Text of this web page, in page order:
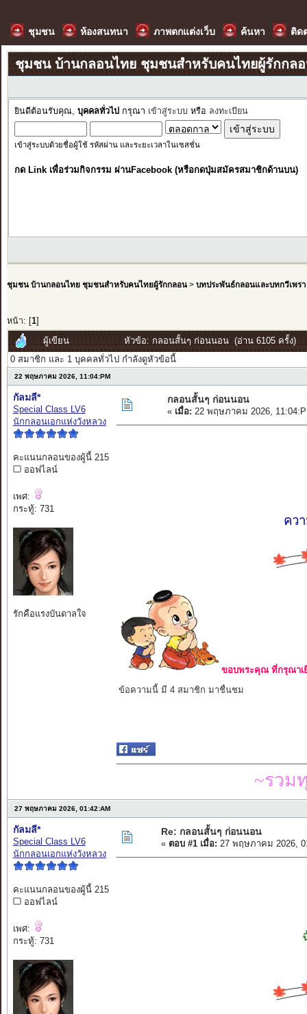
ชุมชน ห้องสนทนา ภาพตกแต่งเว็บ ค้นหา ติด
ชุมชน บ้านกลอนไทย ชุมชนสำหรับคนไทยผู้รักกล
ยินดีต้อนรับคุณ, บุคคลทั่วไป กรุณา เข้าสู่ระบบ หรือ ลงทะเบียน
เข้าสู่ระบบด้วยชื่อผู้ใช้ รหัสผ่าน และระยะเวลาในเซสชั่น
กด Link เพื่อร่วมกิจกรรม ผ่านFacebook (หรือกดปุ่มสมัครสมาชิกด้านบน)
ชุมชน บ้านกลอนไทย ชุมชนสำหรับคนไทยผู้รักกลอน> บทประพันธ์กลอนและบทกวีเพรา
หน้า: [ 1]
ผู้เขียน
หัวข้อ: กลอนสั้นๆ ก่อนนอน (อ่าน 6105 ครั้ง)
0 สมาชิก และ 1 บุคคลทั่วไป กำลังดูหัวข้อนี้
22 พฤษภาคม 2026, 11:04:PM
กัลมลี*
Special Class LV6
นักกลอนเอกแห่งวังหลวง
คะแนนกลอนของผู้นี้ 215
ออฟไลน์
เพศ:
กระทู้: 731
รักคือแรงบันดาลใจ
กลอนสั้นๆ ก่อนนอน
« เมื่อ: 22 พฤษภาคม 2026,
คว
ขอบพระคุณ ที่กรุณาเ
ข้อความนี้ มี 4 สมาชิก มาชื่นชม
~รวม
27 พฤษภาคม 2026, 01:42:AM
กัลมลี*
Special Class LV6
นักกลอนเอกแห่งวังหลวง
คะแนนกลอนของผู้นี้ 215
ออฟไลน์
เพศ:
กระทู้: 731
Re: กลอนสั้นๆ ก่อนนอน
« ตอบ #1 เมื่อ: 27 พฤษภาคม 2026,